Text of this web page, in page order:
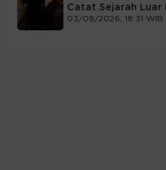
Catat Sejarah Luar
03/08/2026, 18:31 WIB